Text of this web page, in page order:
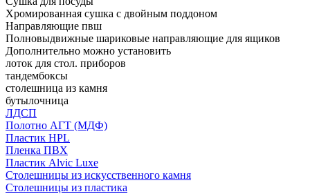
Хромированная сушка с двойным поддоном
Направляющие пвш
Полновыдвижные шариковые направляющие для ящиков
Дополнительно можно установить
лоток для стол. приборов
тандембоксы
столешница из камня
бутылочница
ЛДСП
Полотно АГТ (МДФ)
Пластик HPL
Пленка ПВХ
Пластик Alvic Luxe
Столешницы из искусственного камня
Столешницы из пластика